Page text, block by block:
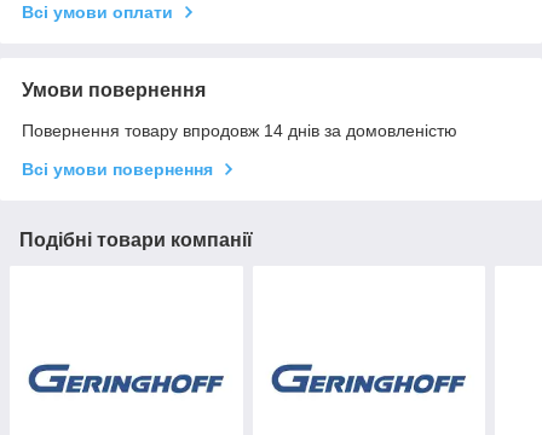
Всі умови оплати
Умови повернення
Повернення товару впродовж 14 днів за домовленістю
Всі умови повернення
Подібні товари компанії